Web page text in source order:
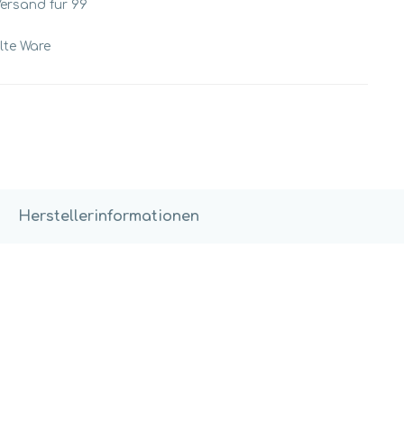
für 99
Ware
Herstellerinformationen